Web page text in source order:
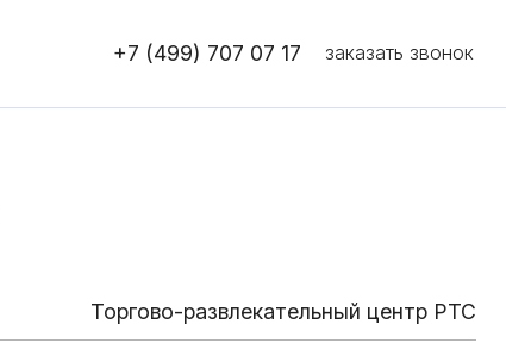
+7 (499) 707 07 17 заказать звонок
Торгово-развлекательный центр РТС